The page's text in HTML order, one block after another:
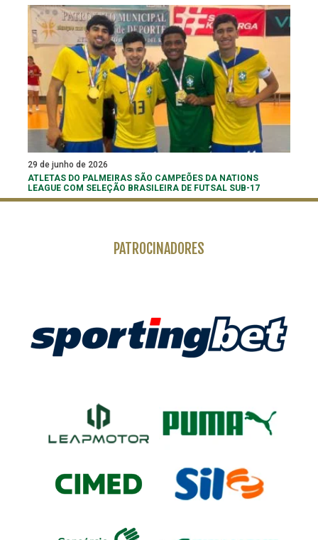
29 de junho de 2026
ATLETAS DO PALMEIRAS SÃO CAMPEÕES DA NATIONS
LEAGUE COM SELEÇÃO BRASILEIRA DE FUTSAL SUB-17
PATROCINADORES